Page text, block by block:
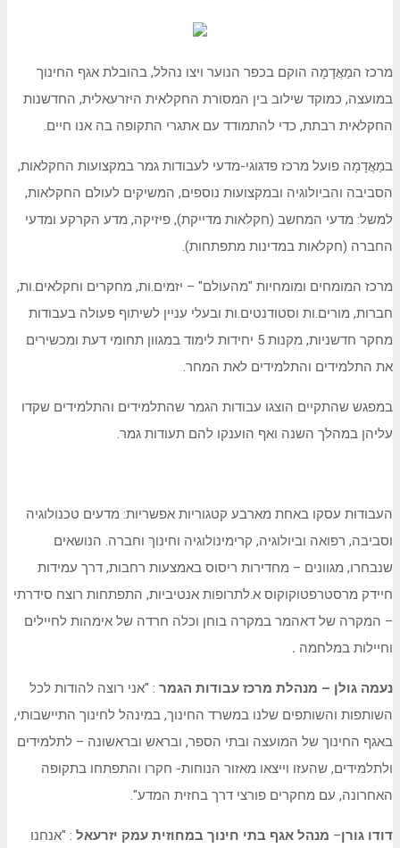
מרכז המַאֲדָמָה הוקם בכפר הנוער ויצו נהלל, בהובלת אגף החינוך
במועצה, כמוקד שילוב בין המסורת החקלאית היזרעאלית, החדשנות
החקלאית רבתת, כדי להתמודד עם אתגרי התקופה בה אנו חיים.
במַאֲדָמָה פועל מרכז פדגוגי-מדעי לעבודות גמר במקצועות החקלאות,
הסביבה והביולוגיה ובמקצועות נוספים, המשיקים לעולם החקלאות,
למשל: מדעי המחשב (חקלאות מדייקת), פיזיקה, מדע הקרקע ומדעי
החברה (חקלאות במדינות מתפתחות).
מרכז המומחים ומומחיות "מהעולם" – יזמים.ות, מחקרים וחקלאים.ות,
חברות, מורים.ות וסטודנטים.ות ובעלי עניין לשיתוף פעולה בעבודות
מחקר חדשניות, מקנות 5 יחידות לימוד במגוון תחומי דעת ומכשירים
את התלמידים והתלמידים לאת המחר.
במפגש שהתקיים הוצגו עבודות הגמר שהתלמידים והתלמידים שקדו
עליהן במהלך השנה ואף הוענקו להם תעודות גמר.
העבודות עסקו באחת מארבע קטגוריות אפשריות: מדעים טכנולוגיה
וסביבה, רפואה וביולוגיה, קרימינולוגיה וחינוך וחברה. הנושאים
שנבחרו, מגוונים – מחדירות ריסוס באמצעות רחבות, דרך עמידות
חיידק מרסטרפטוקוקוס א.לתרופות אנטיביות, התפתחות רוצח סידרתי
– המקרה של דאהמר במקרה בוחן וכלה חרדה של אימהות לחיילים
וחיילות במלחמה .
נעמה גולן – מנהלת מרכז עבודות הגמר : "אני רוצה להודות לכל
השותפות והשותפים שלנו במשרד החינוך, במינהל לחינוך התיישבותי,
באגף החינוך של המועצה ובתי הספר, ובראש ובראשונה – לתלמידים
ולתלמידים, שהעזו וייצאו מאזור הנוחות- חקרו והתפתחו בתקופה
האחרונה, עם מחקרים פורצי דרך בחזית המדע".
דודו גורן– מנהל אגף בתי חינוך במחוזית עמק יזרעאל : "אנחנו